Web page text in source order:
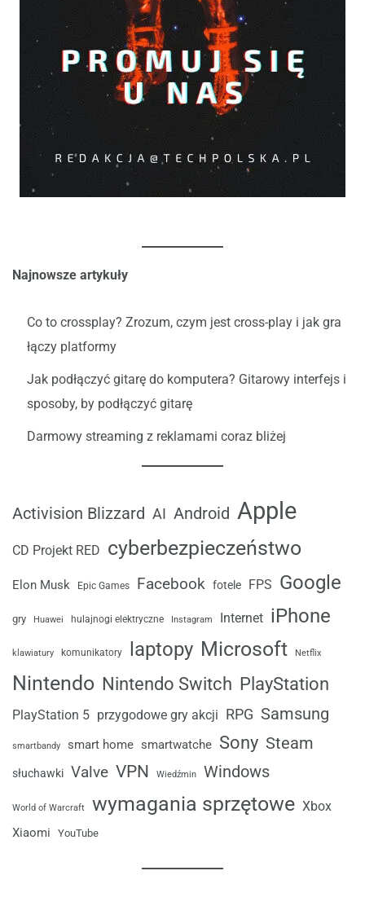
Najnowsze artykuły
Co to crossplay? Zrozum, czym jest cross-play i jak gra
łączy platformy
Jak podłączyć gitarę do komputera? Gitarowy interfejs i
sposoby, by podłączyć gitarę
Darmowy streaming z reklamami coraz bliżej
Activision Blizzard AI Android Apple
CD Projekt RED cyberbezpieczeństwo
Elon Musk Epic Games Facebook fotele FPS Google
gry Huawei hulajnogi elektryczne Instagram Internet iPhone
klawiatury komunikatory laptopy Microsoft Netflix
Nintendo Nintendo Switch PlayStation
PlayStation 5 przygodowe gry akcji RPG Samsung
smartbandy smart home smartwatche Sony Steam
słuchawki Valve VPN Wiedźmin Windows
World of Warcraft wymagania sprzętowe Xbox
Xiaomi YouTube